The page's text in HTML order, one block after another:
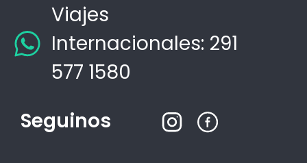
Viajes
Internacionales: 291
577 1580
Seguinos